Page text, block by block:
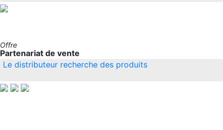
Offre
Partenariat de vente
Le distributeur recherche des produits